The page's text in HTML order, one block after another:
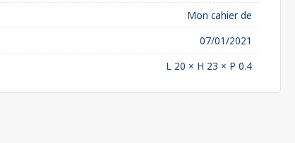
Mon cahier de
07/01/2021
L 20 × H 23 × P 0.4